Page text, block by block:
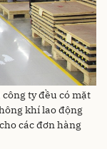
ty đều có mặt
khí lao động
các đơn hàng